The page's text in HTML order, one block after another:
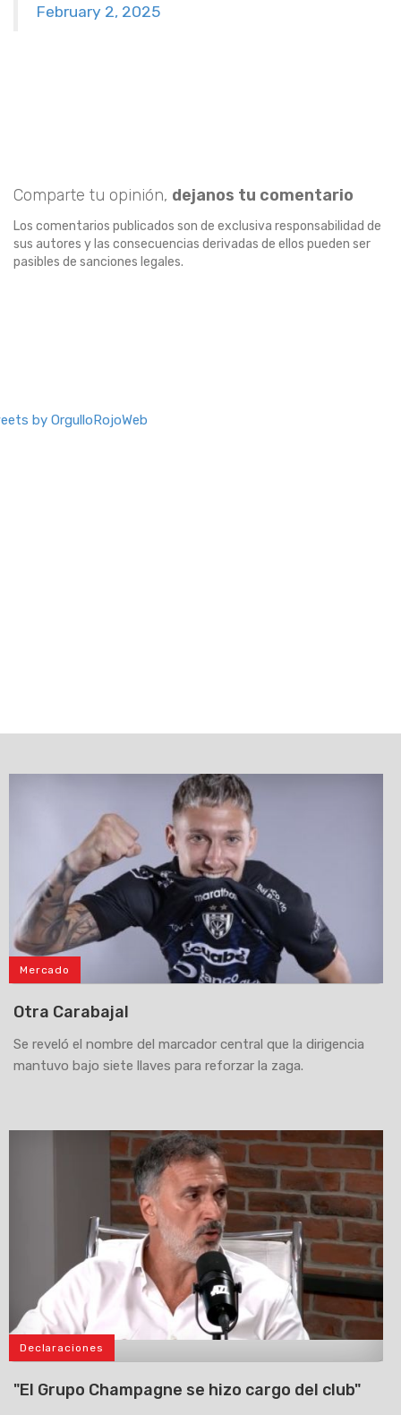
February 2, 2025
Comparte tu opinión, dejanos tu comentario
Los comentarios publicados son de exclusiva responsabilidad de
sus autores y las consecuencias derivadas de ellos pueden ser
pasibles de sanciones legales.
by OrgulloRojoWeb
Mercado
Otra Carabajal
Se reveló el nombre del marcador central que la dirigencia
mantuvo bajo siete llaves para reforzar la zaga.
Declaraciones
"El Grupo Champagne se hizo cargo del club"